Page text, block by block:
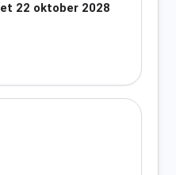
22 oktober 2028